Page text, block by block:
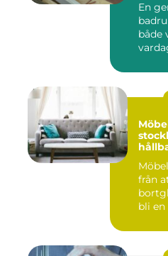
En
både
stockholm
från
bli en